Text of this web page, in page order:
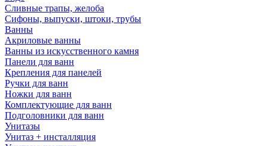
Сливные трапы, желоба
Сифоны, выпуски, штоки, трубы
Ванны
Акриловые ванны
Ванны из искусственного камня
Панели для ванн
Крепления для панелей
Ручки для ванн
Ножки для ванн
Комплектующие для ванн
Подголовники для ванн
Унитазы
Унитаз + инсталляция